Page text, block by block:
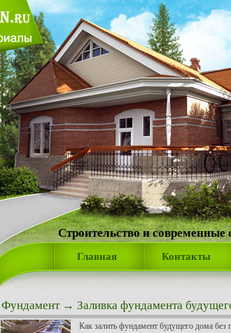
Строительство и
Главная Контакты
Фундамент→ Заливка фундамента
Как залить фундамент будущего дома